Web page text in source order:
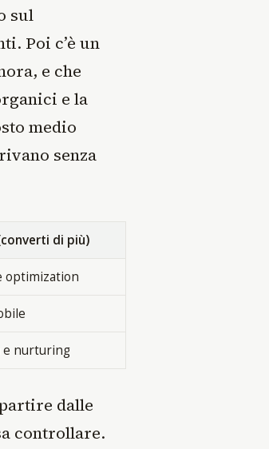
sul
Poi c’è un
e che
e la
medio
senza
di più)
optimization
e nurturing
dalle
controllare.